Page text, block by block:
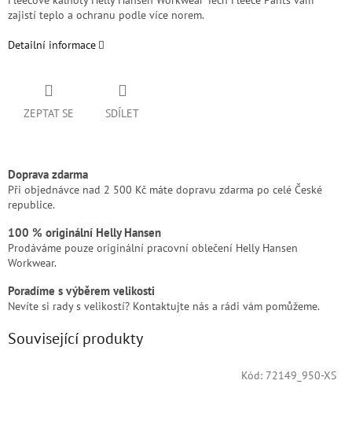
zajistí teplo a ochranu podle více norem.
Detailní informace
ZEPTAT SE SDÍLET
Doprava zdarma
Při objednávce nad 2 500 Kč máte dopravu zdarma po celé České
republice.
100 % originální Helly Hansen
Prodáváme pouze originální pracovní oblečení Helly Hansen
Workwear.
Poradíme s výběrem velikosti
Nevíte si rady s velikostí? Kontaktujte nás a rádi vám pomůžeme.
Související produkty
Kód: 72149_950-XS